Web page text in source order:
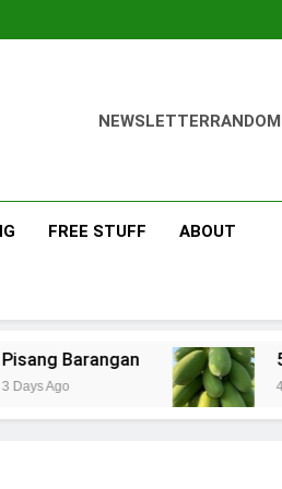
NEWSLETTER
FREE STUFF ABOUT
5 Tips Belajar
4 Days Ago